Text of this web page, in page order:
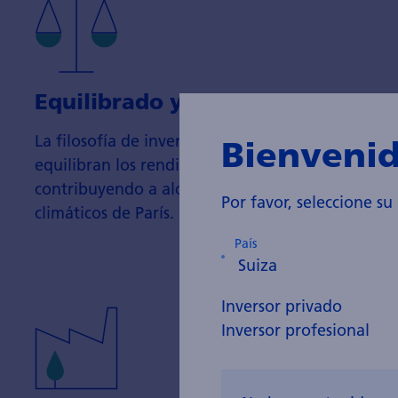
Equilibrado y eficiente:
La filosofía de inversión y su aplicación
equilibran los rendimientos y la sostenibilidad,
contribuyendo a alcanzar los objetivos
climáticos de París.
Por favor, seleccione
País
Inversor privado
Inversor profesional